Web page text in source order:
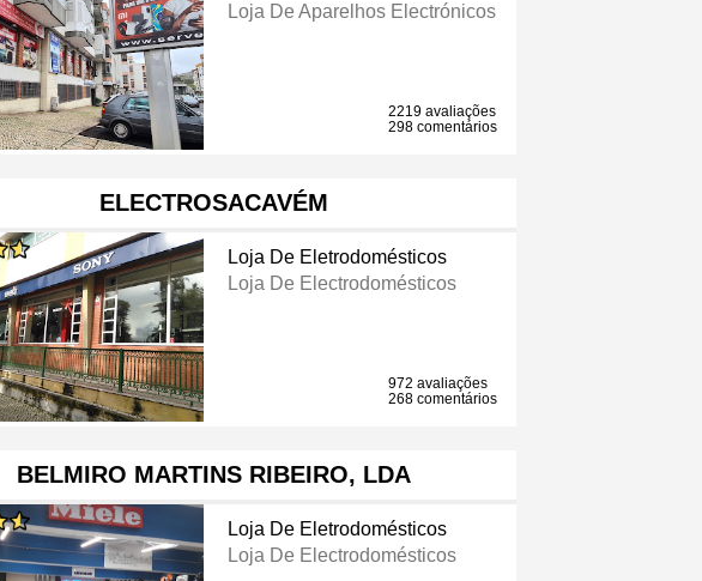
Loja De Aparelhos Electrónicos
2219 avaliações
298 comentários
ELECTROSACAVÉM
Loja De Eletrodomésticos
Loja De Electrodomésticos
972 avaliações
268 comentários
BELMIRO MARTINS RIBEIRO, LDA
Loja De Eletrodomésticos
Loja De Electrodomésticos